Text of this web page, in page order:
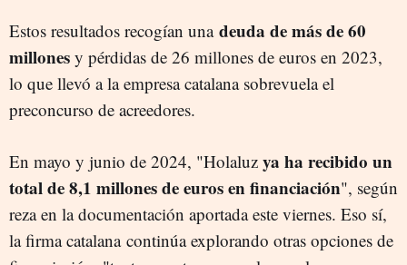
Estos resultados recogían una deuda de más de 60
millones y pérdidas de 26 millones de euros en 2023,
lo que llevó a la empresa catalana sobrevuela el
preconcurso de acreedores.
En mayo y junio de 2024, "Holaluz ya ha recibido un
total de 8,1 millones de euros en financiación", según
reza en la documentación aportada este viernes. Eso sí,
la firma catalana continúa explorando otras opciones de